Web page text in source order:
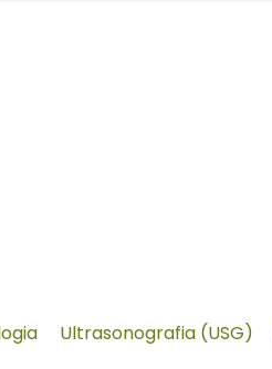
Ultrasonografia (USG)